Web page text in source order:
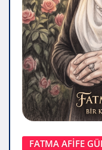
FATMA AFİFE